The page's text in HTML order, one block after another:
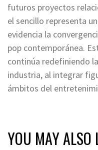
futuros proyectos
el sencillo representa
evidencia la
pop contemporánea.
continúa redefiniendo
industria, al integrar
ámbitos del
YOU MAY ALSO